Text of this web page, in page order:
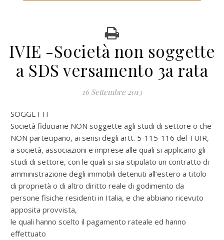
IVIE -Società non soggette
a SDS versamento 3a rata
16 Settembre 2013
SOGGETTI
Società fiduciarie NON soggette agli studi di settore o che
NON partecipano, ai sensi degli artt. 5-115-116 del TUIR,
a società, associazioni e imprese alle quali si applicano gli
studi di settore, con le quali si sia stipulato un contratto di
amministrazione degli immobili detenuti all’estero a titolo
di proprietà o di altro diritto reale di godimento da
persone fisiche residenti in Italia, e che abbiano ricevuto
apposita provvista,
le quali hanno scelto il pagamento rateale ed hanno
effettuato